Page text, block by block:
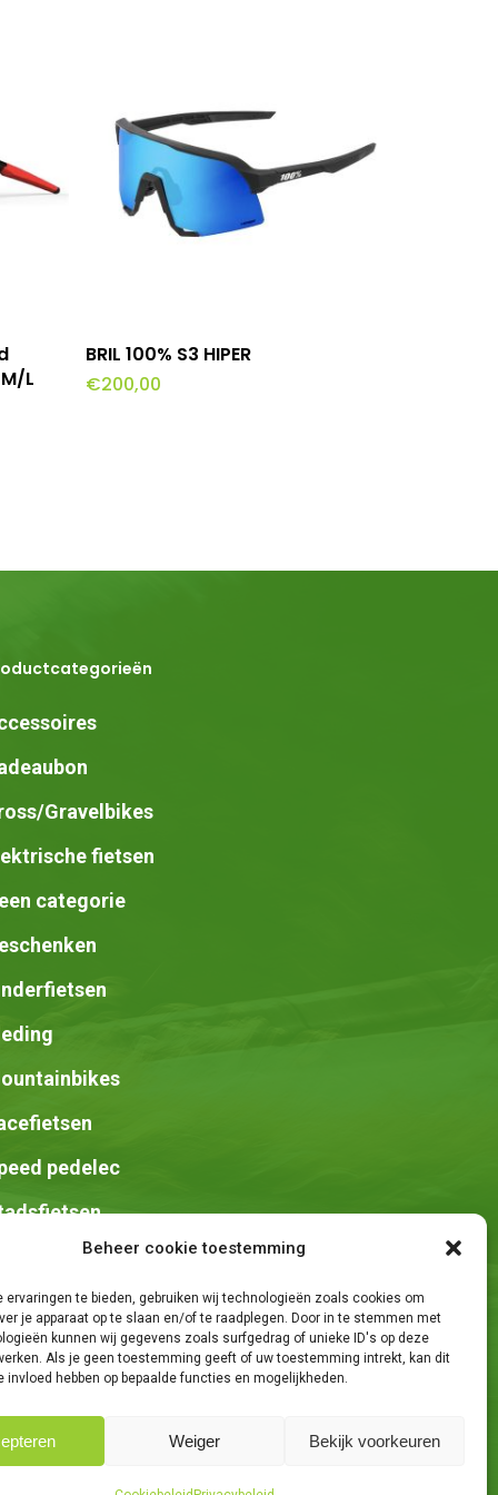
Beheer cookie toestemming
ervaringen te bieden, gebruiken wij technologieën zoals cookies om
je apparaat op te slaan en/of te raadplegen. Door in te stemmen met
kunnen wij gegevens zoals surfgedrag of unieke ID's op deze
Als je geen toestemming geeft of uw toestemming intrekt, kan dit
invloed hebben op bepaalde functies en mogelijkheden.
Weiger Bekijk voorkeuren
L
Toevoegen Aan Winkelwagen
BRIL 100% S3 HIPER
€200,00
Gravelbikes
fietsen
categorie
pedelec
Knights